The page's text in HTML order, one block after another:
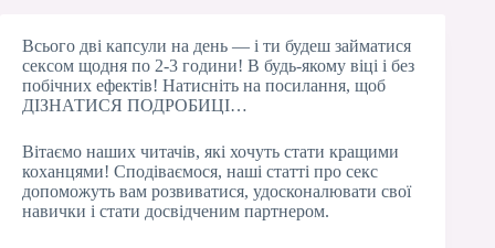
Всього дві капсули на день — і ти будеш займатися
сексом щодня по 2-3 години! В будь-якому віці і без
побічних ефектів! Натисніть на посилання, щоб
ДІЗНАТИСЯ ПОДРОБИЦІ…
Вітаємо наших читачів, які хочуть стати кращими
коханцями! Сподіваємося, наші статті про секс
допоможуть вам розвиватися, удосконалювати свої
навички і стати досвідченим партнером.